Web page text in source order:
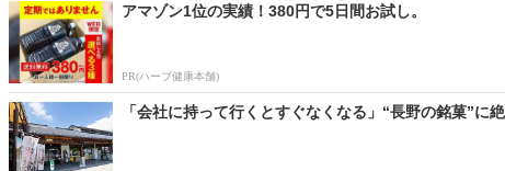
アマゾン1位の実績！380円で5日間お試し。
PR(ハーブ健康本舗)
「会社に持って行くとすぐなくなる」“長野の銘菓”に